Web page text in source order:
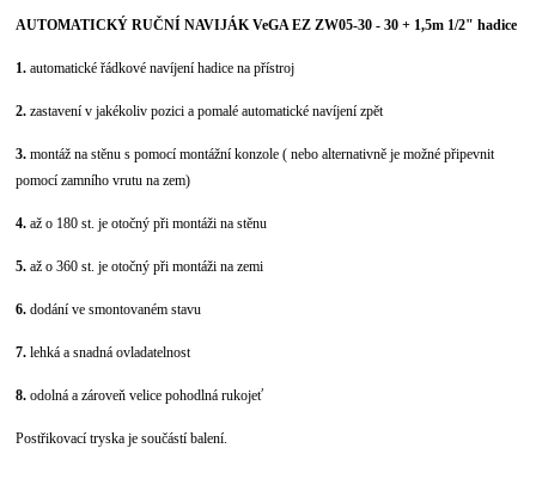
AUTOMATICKÝ RUČNÍ NAVIJÁK VeGA EZ ZW05-30 - 30 + 1,5m 1/2" hadice
1.automatické řádkové navíjení hadice na přístroj
2.zastavení v jakékoliv pozici a pomalé automatické navíjení zpět
3.montáž na stěnu s pomocí montážní konzole ( nebo alternativně je možné připevnit
pomocí zamního vrutu na zem)
4.až o 180 st. je otočný při montáži na stěnu
5.až o 360 st. je otočný při montáži na zemi
6.dodání ve smontovaném stavu
7.lehká a snadná ovladatelnost
8.odolná a zároveň velice pohodlná rukojeť
Postřikovací tryska je součástí balení.